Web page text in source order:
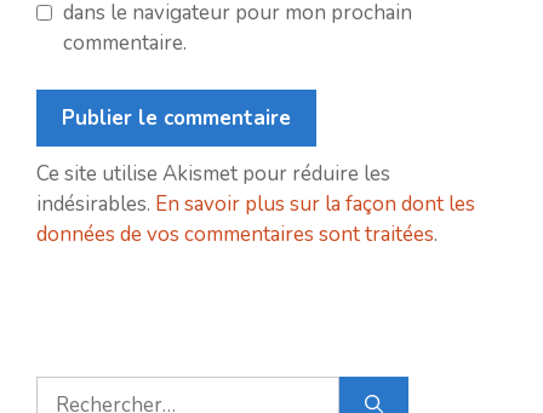
dans le navigateur pour mon prochain
commentaire.
Ce site utilise Akismet pour réduire les
indésirables. En savoir plus sur la façon dont les
données de vos commentaires sont traitées.
Rechercher :